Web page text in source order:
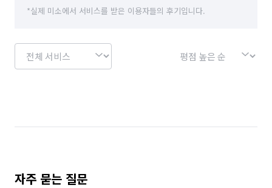
부산 연제구 부산 영도구 부산 중구
부산 해운대구
*실제 미소에서 서비스를 받은 이용자들의 후기입니다.
자주 묻는 질문